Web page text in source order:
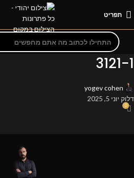
תפריט
3121-1
yogev cohen
דלוק יוני 5, 2025
0